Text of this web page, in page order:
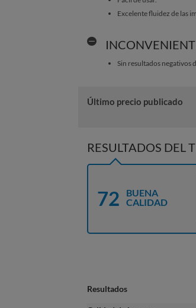
Excelente fluidez de las
Sin resultados negativos
Último precio publicado
RESULTADOS DEL
72
BUENA
CALIDAD
Resultados